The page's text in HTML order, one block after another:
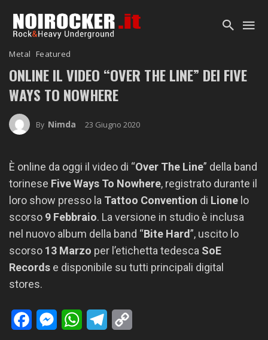
Metal Featured
ONLINE IL VIDEO “OVER THE LINE” DEI FIVE
WAYS TO NOWHERE
By Nimda 23 Giugno 2020
È online da oggi il video di “Over The Line” della band
torinese Five Ways To Nowhere, registrato durante il
loro show presso la Tattoo Convention di Lione lo
scorso 9 Febbraio. La versione in studio è inclusa
nel nuovo album della band “Bite Hard”, uscito lo
scorso 13 Marzo per l’etichetta tedesca SoE
Records e disponibile su tutti principali digital
stores.
FacebookMessengerWhatsAppTelegram